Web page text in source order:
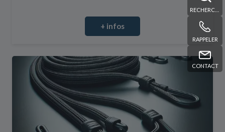
RAPPELER
CONTACT
+ infos